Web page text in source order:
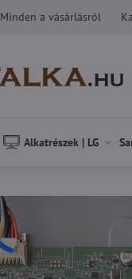
Minden a vásárlásról
Alkatrészek | LG